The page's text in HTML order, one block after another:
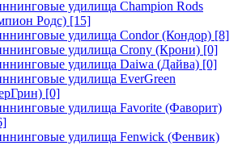
удилища Champion Rods
Родс) [15]
удилища Condor (Кондор) [8]
удилища Crony (Крони) [0]
удилища Daiwa (Дайва) [0]
удилища EverGreen
[0]
удилища Favorite (Фаворит)
удилища Fenwick (Фенвик)